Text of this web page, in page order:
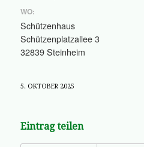
WO:
Schützenhaus
Schützenplatzallee 3
32839 Steinheim
5. OKTOBER 2025
Eintrag teilen